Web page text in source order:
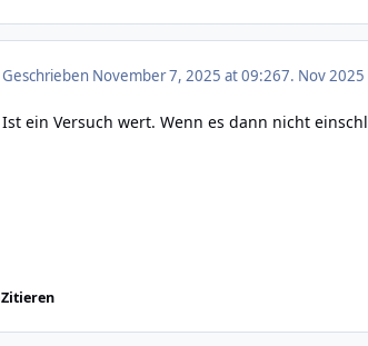
Geschrieben November 7, 2025 at 09:267. Nov 2025
Ist ein Versuch wert. Wenn es dann nicht
Zitieren